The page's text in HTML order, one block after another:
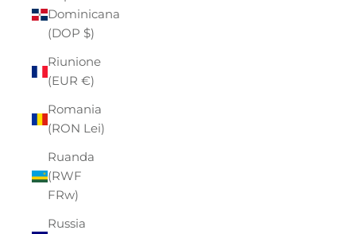
Dominicana
(DOP $)
Riunione
(EUR €)
Romania
(RON Lei)
Ruanda
(RWF
FRw)
Russia